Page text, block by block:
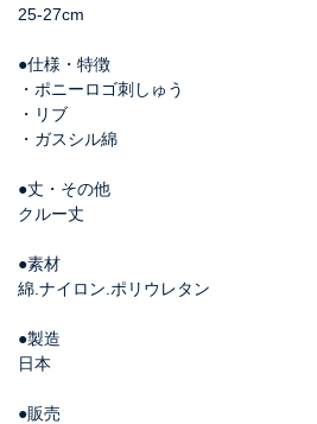
25-27cm
●仕様・特徴
・ポニーロゴ刺しゅう
・リブ
・ガスシル綿
●丈・その他
クルー丈
●素材
綿.ナイロン.ポリウレタン
●製造
日本
●販売